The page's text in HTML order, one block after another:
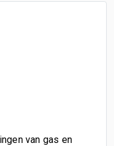
van gas en